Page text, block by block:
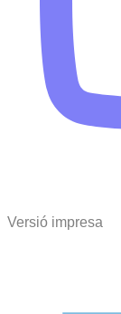
Versió impresa